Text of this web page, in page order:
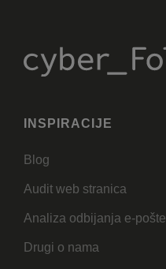
INSPIRACIJE
Blog
Audit web stranica
Analiza odbijanja e-pošte
Drugi o nama